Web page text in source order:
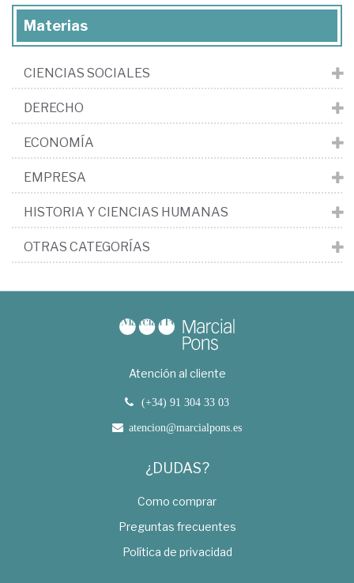
Materias
CIENCIAS SOCIALES
DERECHO
ECONOMÍA
EMPRESA
HISTORIA Y CIENCIAS HUMANAS
OTRAS CATEGORÍAS
Atención al cliente
(+34) 91 304 33 03
atencion@marcialpons.es
¿DUDAS?
Como comprar
Preguntas frecuentes
Política de privacidad